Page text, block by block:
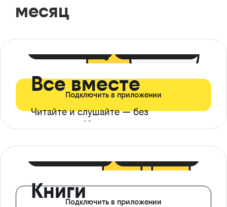
месяц
Все вместе
Читайте и слушайте — без
ограничений*
Подключить в приложении
КнигиПодключить в приложении